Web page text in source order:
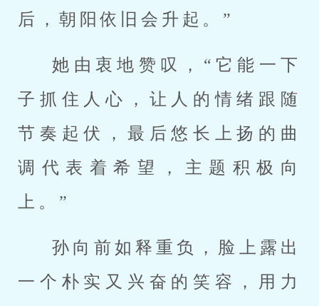
后，朝阳依旧会升起。”
她由衷地赞叹，“它能一下
子抓住人心，让人的情绪跟随
节奏起伏，最后悠长上扬的曲
调代表着希望，主题积极向
上。”
孙向前如释重负，脸上露出
一个朴实又兴奋的笑容，用力